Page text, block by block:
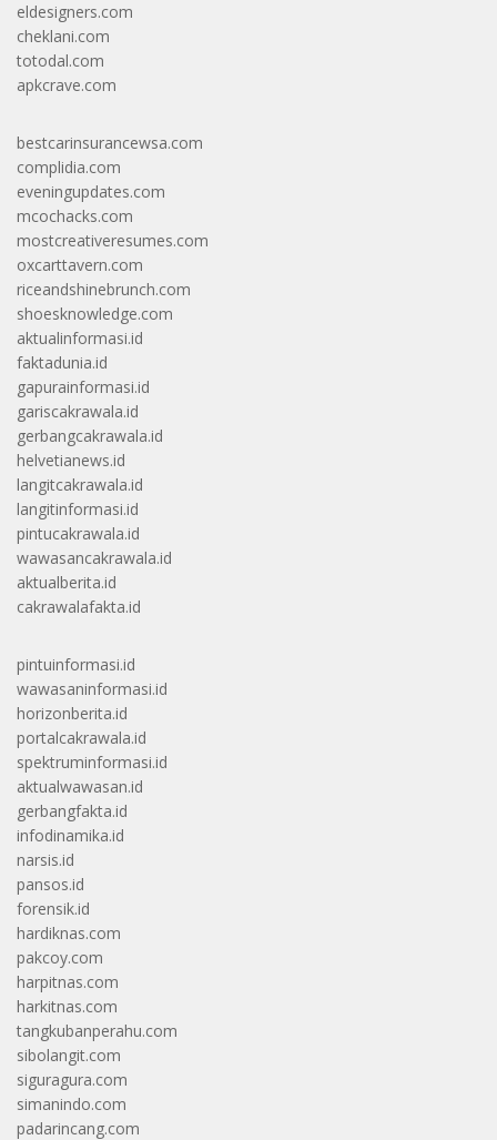
eldesigners.com
cheklani.com
totodal.com
apkcrave.com
bestcarinsurancewsa.com
complidia.com
eveningupdates.com
mcochacks.com
mostcreativeresumes.com
oxcarttavern.com
riceandshinebrunch.com
shoesknowledge.com
aktualinformasi.id
faktadunia.id
gapurainformasi.id
gariscakrawala.id
gerbangcakrawala.id
helvetianews.id
langitcakrawala.id
langitinformasi.id
pintucakrawala.id
wawasancakrawala.id
aktualberita.id
cakrawalafakta.id
pintuinformasi.id
wawasaninformasi.id
horizonberita.id
portalcakrawala.id
spektruminformasi.id
aktualwawasan.id
gerbangfakta.id
infodinamika.id
narsis.id
pansos.id
forensik.id
hardiknas.com
pakcoy.com
harpitnas.com
harkitnas.com
tangkubanperahu.com
sibolangit.com
siguragura.com
simanindo.com
padarincang.com